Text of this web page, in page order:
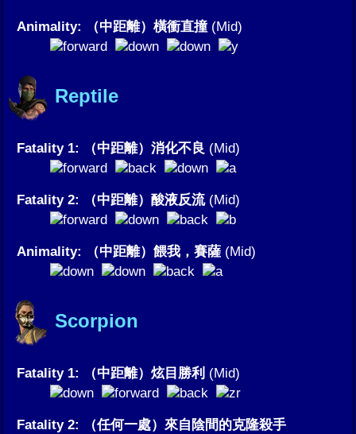
Animality: （中距離）橫衝直撞 (Mid)
Reptile
Fatality 1: （中距離）消化不良 (Mid)
Fatality 2: （中距離）酸液反流(Mid)
Animality: （中距離）餵我，賽薩 (Mid)
Scorpion
Fatality 1: （中距離）炫目勝利 (Mid)
Fatality 2: （任何一處）來自陰間的克隆殺手